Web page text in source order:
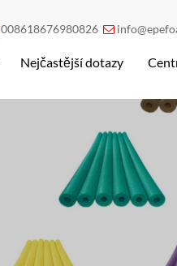
008618676980826 
Nejčastější dotazy